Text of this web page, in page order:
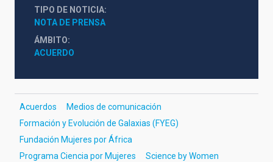
TIPO DE NOTICIA
NOTA DE PRENSA
ÁMBITO
ACUERDO
Acuerdos
Medios de comunicación
Formación y Evolución de Galaxias (FYEG)
Fundación Mujeres por África
Programa Ciencia por Mujeres
Science by Women